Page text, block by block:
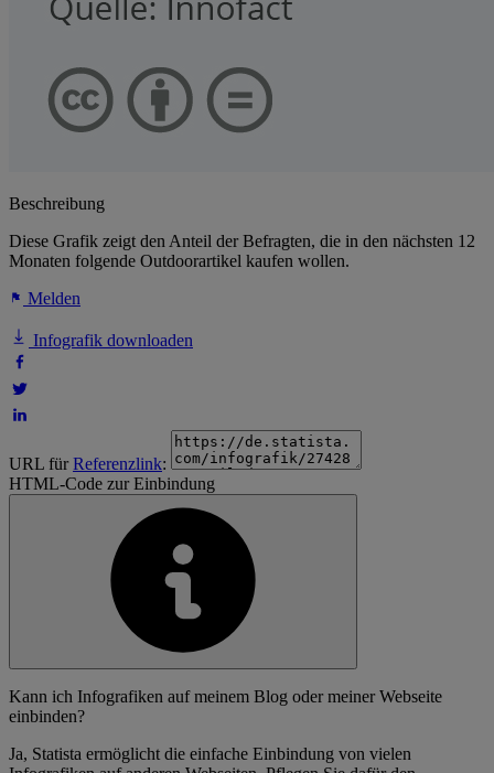
Beschreibung
Diese Grafik zeigt den Anteil der Befragten, die in den nächsten 12
Monaten folgende Outdoorartikel kaufen wollen.
Melden
Infografik downloaden
URL fürReferenzlink:
HTML-Code zur Einbindung
Kann ich Infografiken auf meinem Blog oder meiner Webseite
einbinden?
Ja, Statista ermöglicht die einfache Einbindung von vielen